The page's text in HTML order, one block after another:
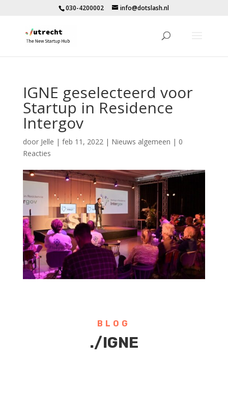
030-4200002 info@dotslash.nl
IGNE geselecteerd voor
Startup in Residence
Intergov
door Jelle | feb 11, 2022| Nieuws algemeen | 0
Reacties
BLOG
./IGNE